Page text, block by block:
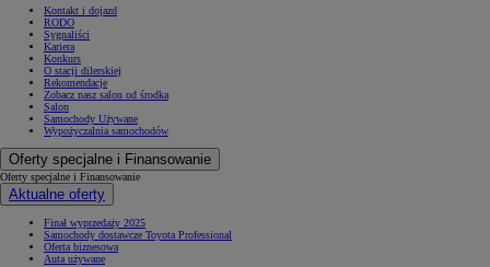
Kontakt i dojazd
RODO
Sygnaliści
Kariera
Konkurs
O stacji dilerskiej
Rekomendacje
Zobacz nasz salon od środka
Salon
Samochody Używane
Wypożyczalnia samochodów
Oferty specjalne i Finansowanie
Oferty specjalne i Finansowanie
Aktualne oferty
Finał wyprzedaży 2025
Samochody dostawcze Toyota Professional
Oferta biznesowa
Auta używane